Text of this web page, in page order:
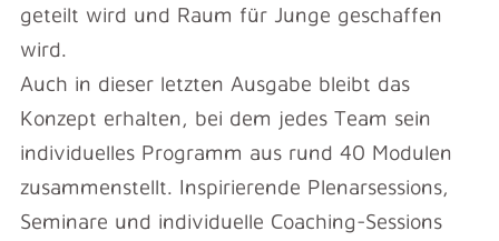
geteilt wird und Raum für Junge geschaffen
wird.
Auch in dieser letzten Ausgabe bleibt das
Konzept erhalten, bei dem jedes Team sein
individuelles Programm aus rund 40 Modulen
zusammenstellt. Inspirierende Plenarsessions,
Seminare und individuelle Coaching-Sessions